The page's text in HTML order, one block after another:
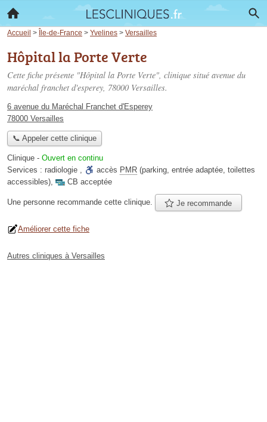
Accueil > Île-de-France > Yvelines > Versailles
Hôpital la Porte Verte
Cette fiche présente "Hôpital la Porte Verte", clinique situé avenue du
maréchal franchet d'esperey, 78000 Versailles.
6 avenue du Maréchal Franchet d'Esperey
78000 Versailles
📞 Appeler cette clinique
Clinique - Ouvert en continu
Services : radiologie , accès PMR (parking, entrée adaptée, toilettes
accessibles), CB acceptée
Une personne recommande cette clinique. Je recommande
Améliorer cette fiche
Autres cliniques à Versailles